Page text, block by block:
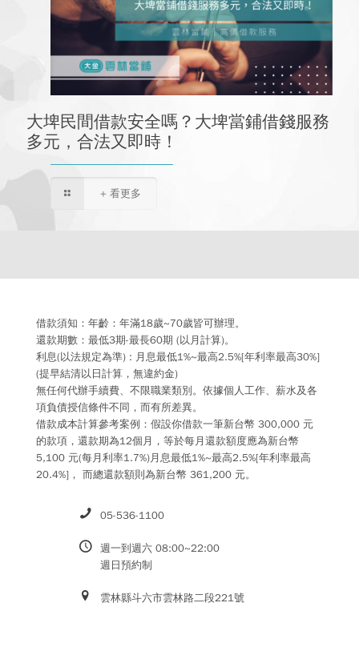
大埤民間借款安全嗎？大埤當鋪借錢服務
多元，合法又即時！
+ 看更多
借款須知：年齡：年滿18歲~70歲皆可辦理。
還款期數：最低3期-最長60期 (以月計算)。
利息(以法規定為準) : 月息最低1%~最高2.5%[年利率最高30%]
(提早結清以日計算，無違約金)
無任何代辦手續費、不限職業類別。依據個人工作、薪水及各
項負債授信條件不同，而有所差異。
借款成本計算參考案例：假設你借款一筆新台幣 300,000 元
的款項，還款期為12個月，等於每月還款額度應為新台幣
5,100 元(每月利率1.7%)月息最低1%~最高2.5%[年利率最高
20.4%]， 而總還款額則為新台幣 361,200 元。
05-536-1100
週一到週六 08:00~22:00
週日預約制
雲林縣斗六市雲林路二段221號